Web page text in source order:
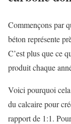
Commençons par
béton représente
C’est plus que ce
produit chaque
Voici pourquoi
du calcaire pour
rapport de 1:1.